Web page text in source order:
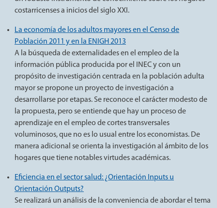
costarricenses a inicios del siglo XXI.
La economía de los adultos mayores en el Censo de
Población 2011 y en la ENIGH 2013
A la búsqueda de externalidades en el empleo de la
información pública producida por el INEC y con un
propósito de investigación centrada en la población adulta
mayor se propone un proyecto de investigación a
desarrollarse por etapas. Se reconoce el carácter modesto de
la propuesta, pero se entiende que hay un proceso de
aprendizaje en el empleo de cortes transversales
voluminosos, que no es lo usual entre los economistas. De
manera adicional se orienta la investigación al ámbito de los
hogares que tiene notables virtudes académicas.
Eficiencia en el sector salud: ¿Orientación Inputs u
Orientación Outputs?
Se realizará un análisis de la conveniencia de abordar el tema